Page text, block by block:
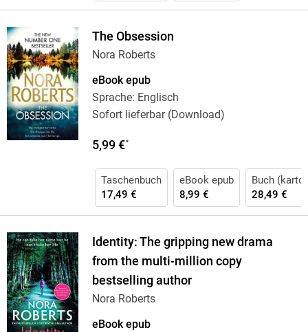
The Obsession
Nora Roberts
eBook epub
Sprache: Englisch
Sofort lieferbar (Download)
5,99 €*
Taschenbuch
17,49 €
eBook epub
8,99 €
Buch
28,49 €
Identity: The gripping new drama
from the multi-million copy
bestselling author
Nora Roberts
eBook epub